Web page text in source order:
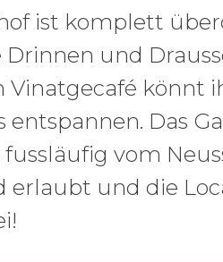
ist komplett
Drinnen und
könnt
Das
vom
erlaubt und die